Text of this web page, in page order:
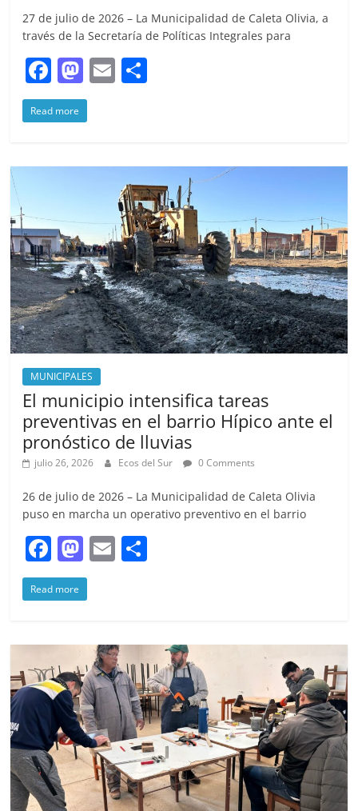
27 de julio de 2026 – La Municipalidad de Caleta Olivia, a
través de la Secretaría de Políticas Integrales para
F
a
c
b
o
k
M
a
st
d
n
E
Read more
MUNICIPALES
El municipio intensifica tareas
preventivas en el barrio Hípico ante el
pronóstico de lluvias
julio 26, 2026 Ecos del Sur 0 Comments
26 de julio de 2026 – La Municipalidad de Caleta Olivia
puso en marcha un operativo preventivo en el barrio
F
a
c
b
o
o
k
M
a
st
d
o
n
E
Read more